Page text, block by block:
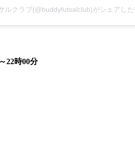
ルクラブ(@buddyfutsalclub)がシェアし
22時00分